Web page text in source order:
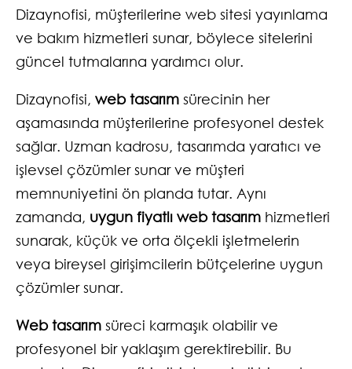
Dizaynofisi, müşterilerine web sitesi yayınlama
ve bakım hizmetleri sunar, böylece sitelerini
güncel tutmalarına yardımcı olur.
Dizaynofisi, web tasarım sürecinin her
aşamasında müşterilerine profesyonel destek
sağlar. Uzman kadrosu, tasarımda yaratıcı ve
işlevsel çözümler sunar ve müşteri
memnuniyetini ön planda tutar. Aynı
zamanda, uygun fiyatlı web tasarım hizmetleri
sunarak, küçük ve orta ölçekli işletmelerin
veya bireysel girişimcilerin bütçelerine uygun
çözümler sunar.
Web tasarım süreci karmaşık olabilir ve
profesyonel bir yaklaşım gerektirebilir. Bu